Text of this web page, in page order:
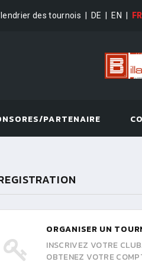
des tournois DE EN FR
PARTENAIRE
ORGANISER UN
INSCRIVEZ VOTRE
OBTENEZ VOTRE